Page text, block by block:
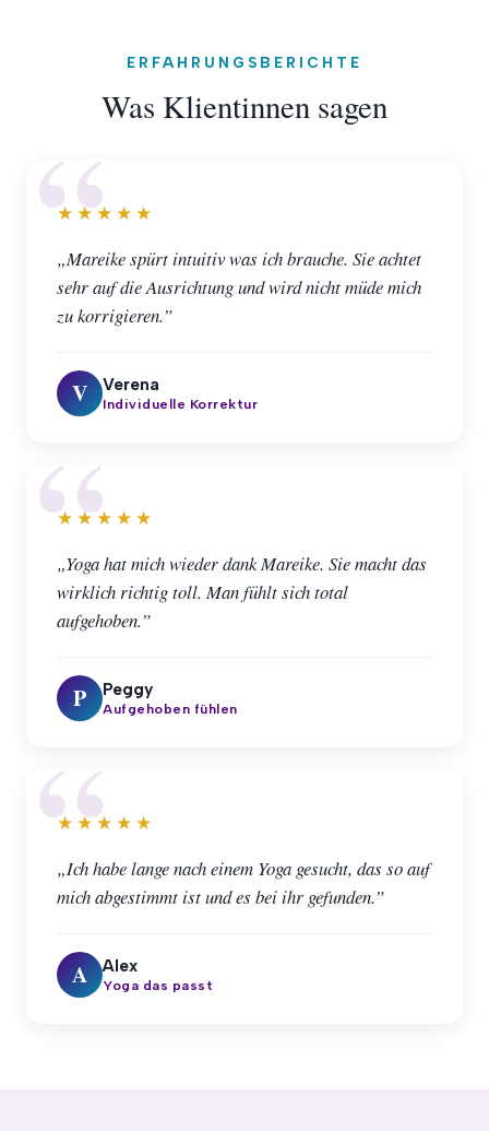
ERFAHRUNGSBERICHTE
Was Klientinnen sagen
★★★★★
„Mareike spürt intuitiv was ich brauche. Sie achtet
sehr auf die Ausrichtung und wird nicht müde mich
zu korrigieren.”
V Verena
Individuelle Korrektur
★★★★★
„Yoga hat mich wieder dank Mareike. Sie macht das
wirklich richtig toll. Man fühlt sich total
aufgehoben.”
P Peggy
Aufgehoben fühlen
★★★★★
„Ich habe lange nach einem Yoga gesucht, das so auf
mich abgestimmt ist und es bei ihr gefunden.”
A Alex
Yoga das passt